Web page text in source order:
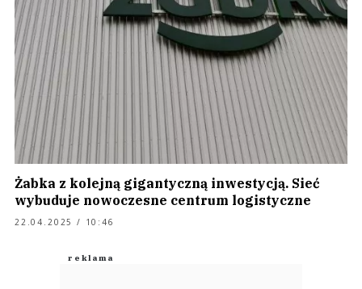
Żabka z kolejną gigantyczną inwestycją. Sieć
wybuduje nowoczesne centrum logistyczne
22.04.2025 / 10:46